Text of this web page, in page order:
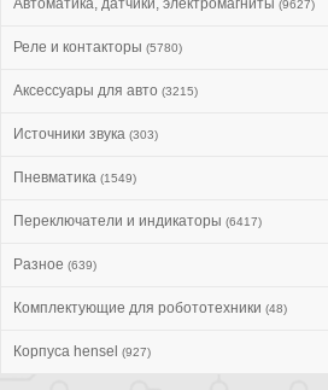
Автоматика, датчики, электромагниты (9627)
Реле и контакторы (5780)
Аксессуары для авто (3215)
Источники звука (303)
Пневматика (1549)
Переключатели и индикаторы (6417)
Разное (639)
Комплектующие для робототехники (48)
Корпуса hensel (927)